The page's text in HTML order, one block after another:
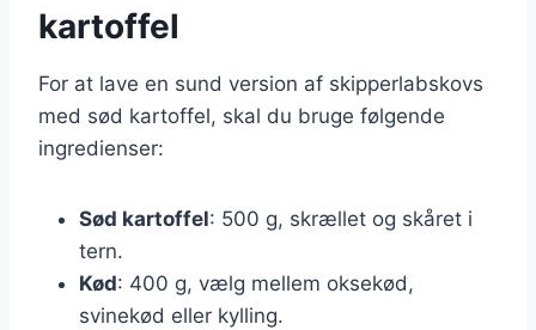
kartoffel
For at lave en sund version af skipperlabskovs
med sød kartoffel, skal du bruge følgende
ingredienser:
Sød kartoffel: 500 g, skrællet og skåret i
tern.
Kød: 400 g, vælg mellem oksekød,
svinekød eller kylling.